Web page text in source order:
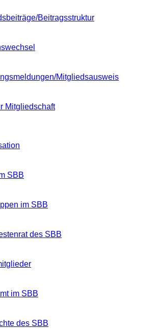
Beitragsstruktur
Mitgliedsausweis
Mitgliedschaft
SBB
im SBB
des SBB
im SBB
des SBB